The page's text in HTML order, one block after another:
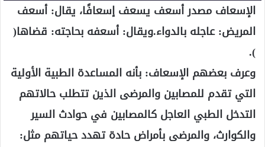
الإسعاف مصدر أسعف يسعف إسعافًا، يقال: أسعف
المريض: عاجله بالدواء.ويقال: أسعفه بحاجته: قضاها(
).
وعرف بعضهم الإسعاف: بأنه المساعدة الطبية الأولية
التي تقدم للمصابين والمرضى الذين تتطلب حالاتهم
التدخل الطبي العاجل كالمصابين في حوادث السير
والكوارث، والمرضى بأمراض حادة تهدد حياتهم مثل: